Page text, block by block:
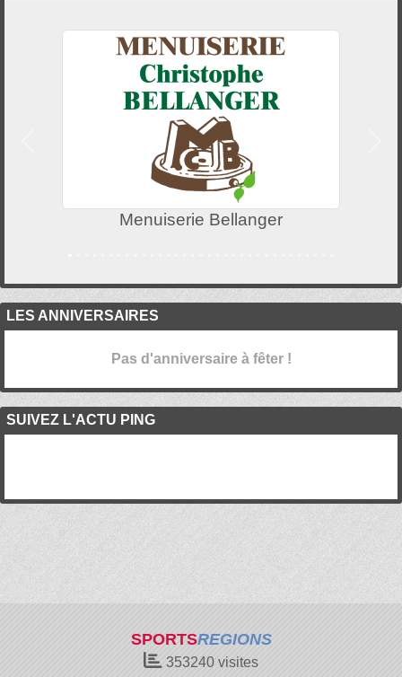
Menuiserie Bellanger
LES ANNIVERSAIRES
Pas d'anniversaire à fêter !
SUIVEZ L'ACTU PING
SPORTSREGIONS
353240 visites